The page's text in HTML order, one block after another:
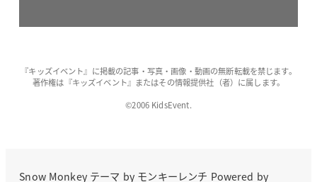
『キッズイベント』に掲載の記事・写真・画像・動画の無断転載を禁じます。
著作権は『キッズイベント』またはその情報提供社（者）に属します。
©2006 KidsEvent.
Snow Monkeyテーマ by モンキーレンチ Powered by